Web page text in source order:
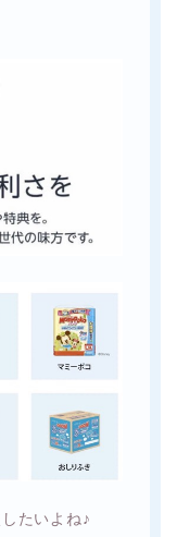
たいよね♪